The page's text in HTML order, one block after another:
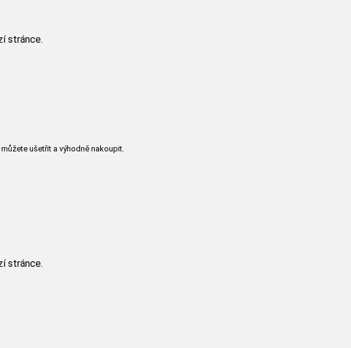
stránce.
ušetřit a výhodně nakoupit.
stránce.